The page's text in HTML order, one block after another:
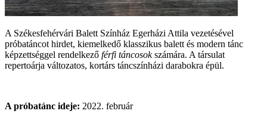
A Székesfehérvári Balett Színház Egerházi Attila vezetésével
próbatáncot hirdet, kiemelkedő klasszikus balett és modern tánc
képzettséggel rendelkező férfi táncosokszámára. A társulat
repertoárja változatos, kortárs táncszínházi darabokra épül.
A próbatánc ideje: 2022. február